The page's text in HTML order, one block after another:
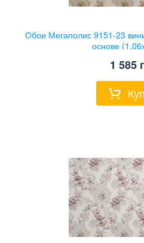
Обои Мегаполис 9151-23
основе
1 585